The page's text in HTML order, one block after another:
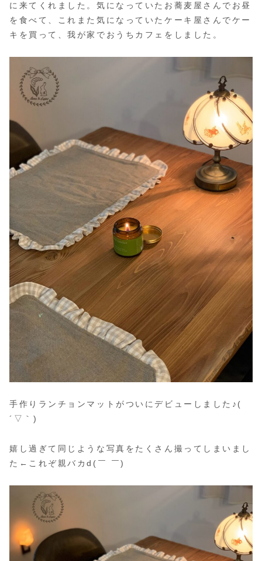
に来てくれました。気になっていたお蕎麦屋さんでお昼
を食べて、これまた気になっていたケーキ屋さんでケー
キを買って、我が家でおうちカフェをしました。
手作りランチョンマットがついにデビューしました♪(
´▽｀)
嬉し過ぎて同じような写真をたくさん撮ってしまいまし
た←これぞ親バカd(￣ ￣)